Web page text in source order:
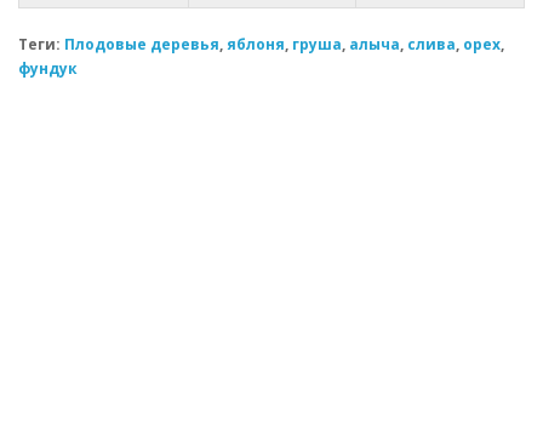
Теги: Плодовые деревья,яблоня, груша, алыча, слива, орех,
фундук